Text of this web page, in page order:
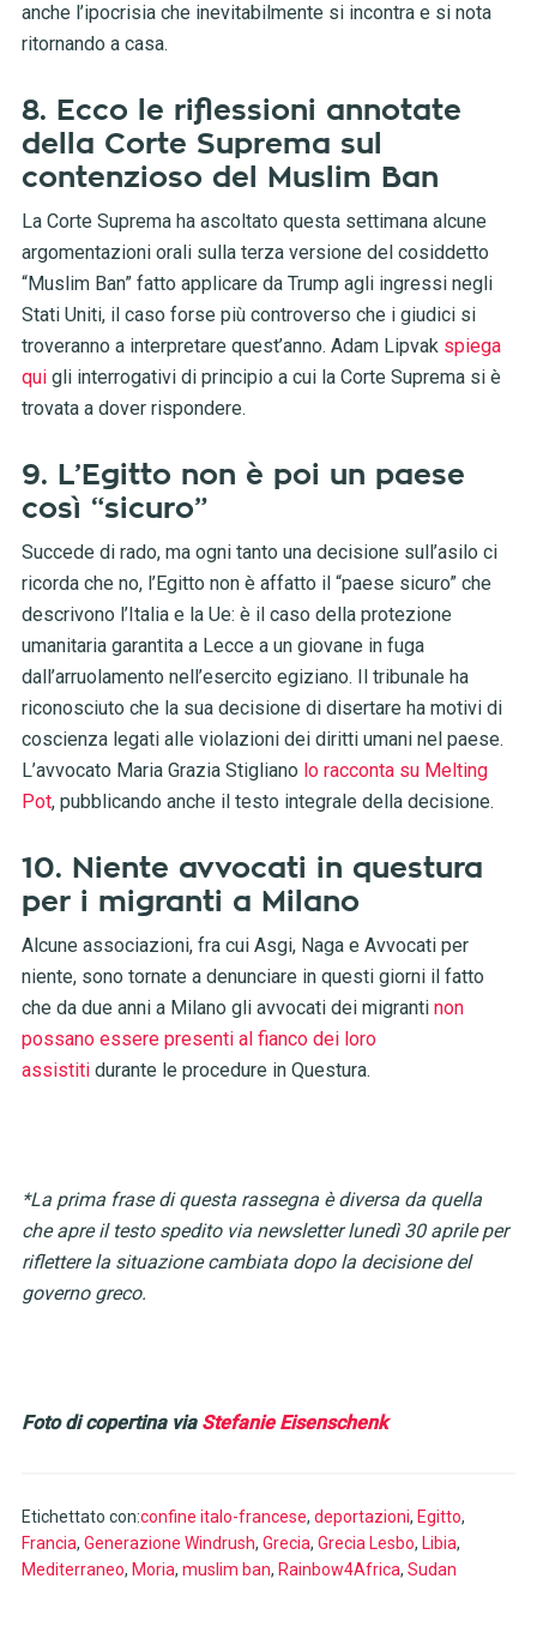
anche l’ipocrisia che inevitabilmente si incontra e si nota
ritornando a casa.
8. Ecco le riflessioni annotate
della Corte Suprema sul
contenzioso del Muslim Ban
La Corte Suprema ha ascoltato questa settimana alcune
argomentazioni orali sulla terza versione del cosiddetto
“Muslim Ban” fatto applicare da Trump agli ingressi negli
Stati Uniti, il caso forse più controverso che i giudici si
troveranno a interpretare quest’anno. Adam Lipvak spiega
quigli interrogativi di principio a cui la Corte Suprema si è
trovata a dover rispondere.
9. L’Egitto non è poi un paese
così “sicuro”
Succede di rado, ma ogni tanto una decisione sull’asilo ci
ricorda che no, l’Egitto non è affatto il “paese sicuro” che
descrivono l’Italia e la Ue: è il caso della protezione
umanitaria garantita a Lecce a un giovane in fuga
dall’arruolamento nell’esercito egiziano. Il tribunale ha
riconosciuto che la sua decisione di disertare ha motivi di
coscienza legati alle violazioni dei diritti umani nel paese.
L’avvocato Maria Grazia Stigliano lo racconta su Melting
Pot, pubblicando anche il testo integrale della decisione.
10. Niente avvocati in questura
per i migranti a Milano
Alcune associazioni, fra cui Asgi, Naga e Avvocati per
niente, sono tornate a denunciare in questi giorni il fatto
che da due anni a Milano gli avvocati dei migranti non
possano essere presenti al fianco dei loro
assistitidurante le procedure in Questura.
*La prima frase di questa rassegna è diversa da quella
che apre il testo spedito via newsletter lunedì 30 aprile per
riflettere la situazione cambiata dopo la decisione del
governo greco.
Foto di copertina via Stefanie Eisenschenk
Etichettato con:confine italo-francese, deportazioni, Egitto,
Francia, Generazione Windrush, Grecia, Grecia Lesbo, Libia,
Mediterraneo, Moria, muslim ban, Rainbow4Africa, Sudan